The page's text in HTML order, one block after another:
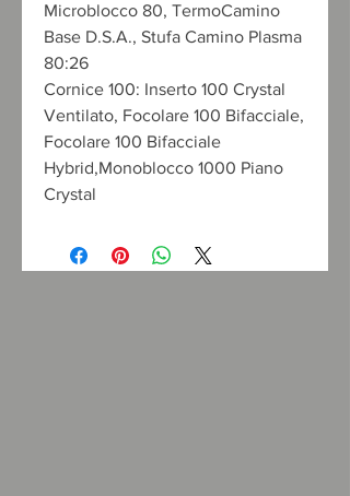
Microblocco 80, TermoCamino
Base D.S.A., Stufa Camino Plasma
80:26
Cornice 100: Inserto 100 Crystal
Ventilato, Focolare 100 Bifacciale,
Focolare 100 Bifacciale
Hybrid,Monoblocco 1000 Piano
Crystal